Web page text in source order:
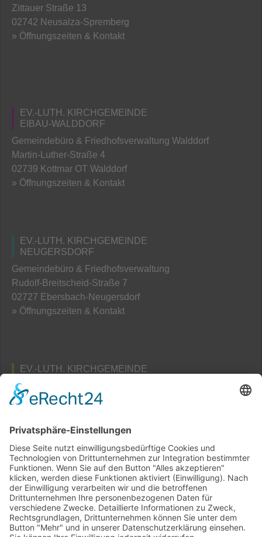
Zittauer Straße 13
02742 Neusalza-Spremberg
» Öffnungszeiten & Kontakt
EV.-LUTH. KIRCHGEMEINDE
EIBAU-WALDDORF
Gemeindebüro & Friedhofsverwaltung Walddorf
Martin-Luther-Straße 4
02739 Kottmar OT Walddorf
» Öffnungszeiten & Kontakt
EV.-LUTH. KIRCHGEMEINDE
NEUGERSDORF
Gemeindebüro & Friedhofsverwaltung
Rudolf-Breitscheid-Straße 7
02727 Ebersbach-Neugersdorf
» Öffnungszeiten & Kontakt
EV.-LUTH. KIRCHGEMEINDE
Pfarramts- und Friedhofsverwaltung
02689 Taubenheim / Spree
» Öffnungszeiten & Kontakt
Home
Sitemap